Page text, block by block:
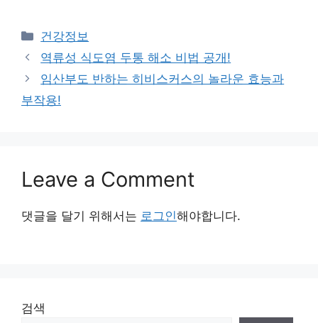
Categories
건강정보
역류성 식도염 두통 해소 비법 공개!
임산부도 반하는 히비스커스의 놀라운 효능과
부작용!
Leave a Comment
댓글을 달기 위해서는 로그인해야합니다.
검색